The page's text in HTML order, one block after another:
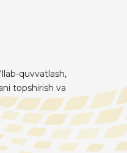
quvvatlash,
topshirish va